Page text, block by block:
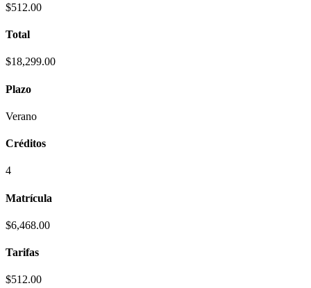
$512.00
Total
$18,299.00
Plazo
Verano
Créditos
4
Matrícula
$6,468.00
Tarifas
$512.00